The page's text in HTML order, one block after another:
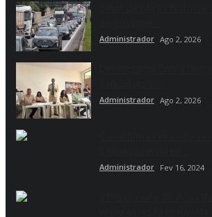
Administrador Ago 2, 2026
Administrador Ago 2, 2026
Administrador Fev 16, 2024